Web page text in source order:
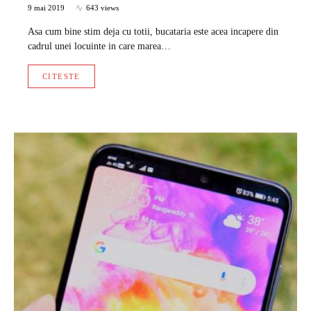
9 mai 2019 643 views
Asa cum bine stim deja cu totii, bucataria este acea incapere din
cadrul unei locuinte in care marea…
CITESTE